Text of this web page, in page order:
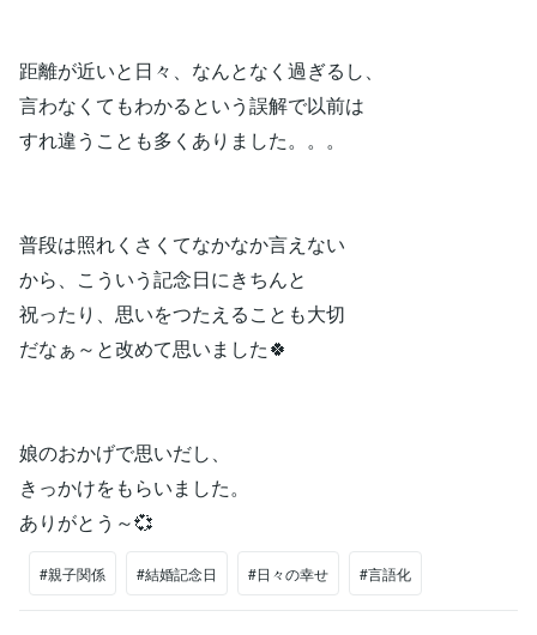
距離が近いと日々、なんとなく過ぎるし、
言わなくてもわかるという誤解で以前は
すれ違うことも多くありました。。。
普段は照れくさくてなかなか言えない
から、こういう記念日にきちんと
祝ったり、思いをつたえることも大切
だなぁ～と改めて思いました🍀
娘のおかげで思いだし、
きっかけをもらいました。
ありがとう～💞
#親子関係 #結婚記念日 #日々の幸せ #言語化